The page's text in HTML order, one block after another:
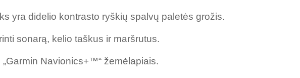
yra didelio kontrasto ryškių spalvų paletės grožis.
sonarą, kelio taškus ir maršrutus.
Navionics+™“ žemėlapiais.